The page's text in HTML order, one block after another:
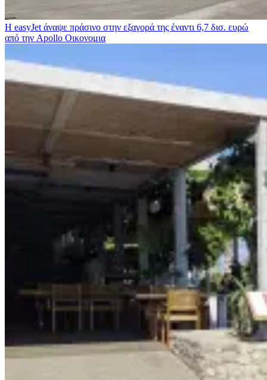
Η easyJet άναψε πράσινο στην εξαγορά της έναντι 6,7 δισ. ευρώ
από την Apollo Οικονομια